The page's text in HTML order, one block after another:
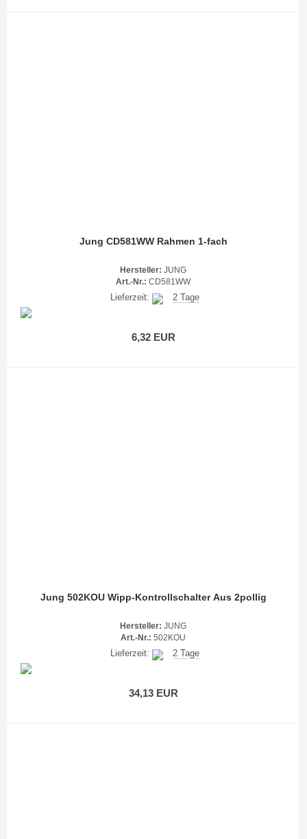
Jung CD581WW Rahmen 1-fach
Hersteller: JUNG
Art.-Nr.: CD581WW
Lieferzeit: 2 Tage
6,32 EUR
Jung 502KOU Wipp-Kontrollschalter Aus 2pollig
Hersteller: JUNG
Art.-Nr.: 502KOU
Lieferzeit: 2 Tage
34,13 EUR